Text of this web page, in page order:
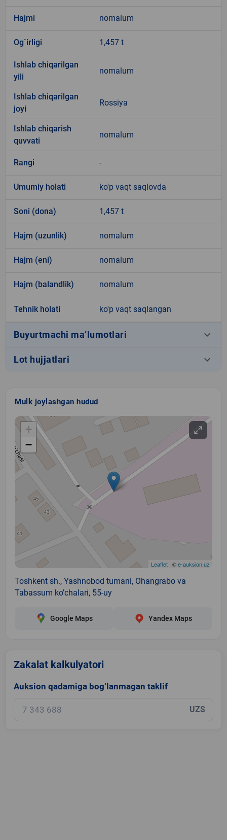
Hajmi nomalum
Og`irligi 1,457 t
Ishlab chiqarilgan
yili
nomalum
Ishlab chiqarilgan
joyi
Rossiya
Ishlab chiqarish
quvvati
nomalum
Rangi -
Umumiy holati ko'p vaqt saqlovda
Soni (dona) 1,457 t
Hajm (uzunlik) nomalum
Hajm (eni) nomalum
Hajm (balandlik) nomalum
Tehnik holati ko'p vaqt saqlangan
Buyurtmachi ma’lumotlari keyboard_arrow_down
Lot hujjatlari keyboard_arrow_down
Mulk joylashgan hudud
+
−
Leaflet | ©e-auksion.uz
Toshkent sh., Yashnobod tumani, Ohangrabo va
Tabassum ko’chalari, 55-uy
Google Maps Yandex Maps
Zakalat kalkulyatori
Auksion qadamiga bog‘lanmagan taklif
UZS